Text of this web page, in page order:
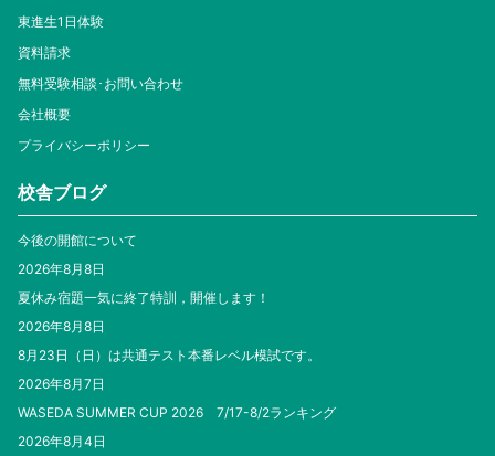
東進生1日体験
資料請求
無料受験相談･お問い合わせ
会社概要
プライバシーポリシー
校舎ブログ
今後の開館について
2026年8月8日
夏休み宿題一気に終了特訓，開催します！
2026年8月8日
8月23日（日）は共通テスト本番レベル模試です。
2026年8月7日
WASEDA SUMMER CUP 2026 7/17-8/2ランキング
2026年8月4日